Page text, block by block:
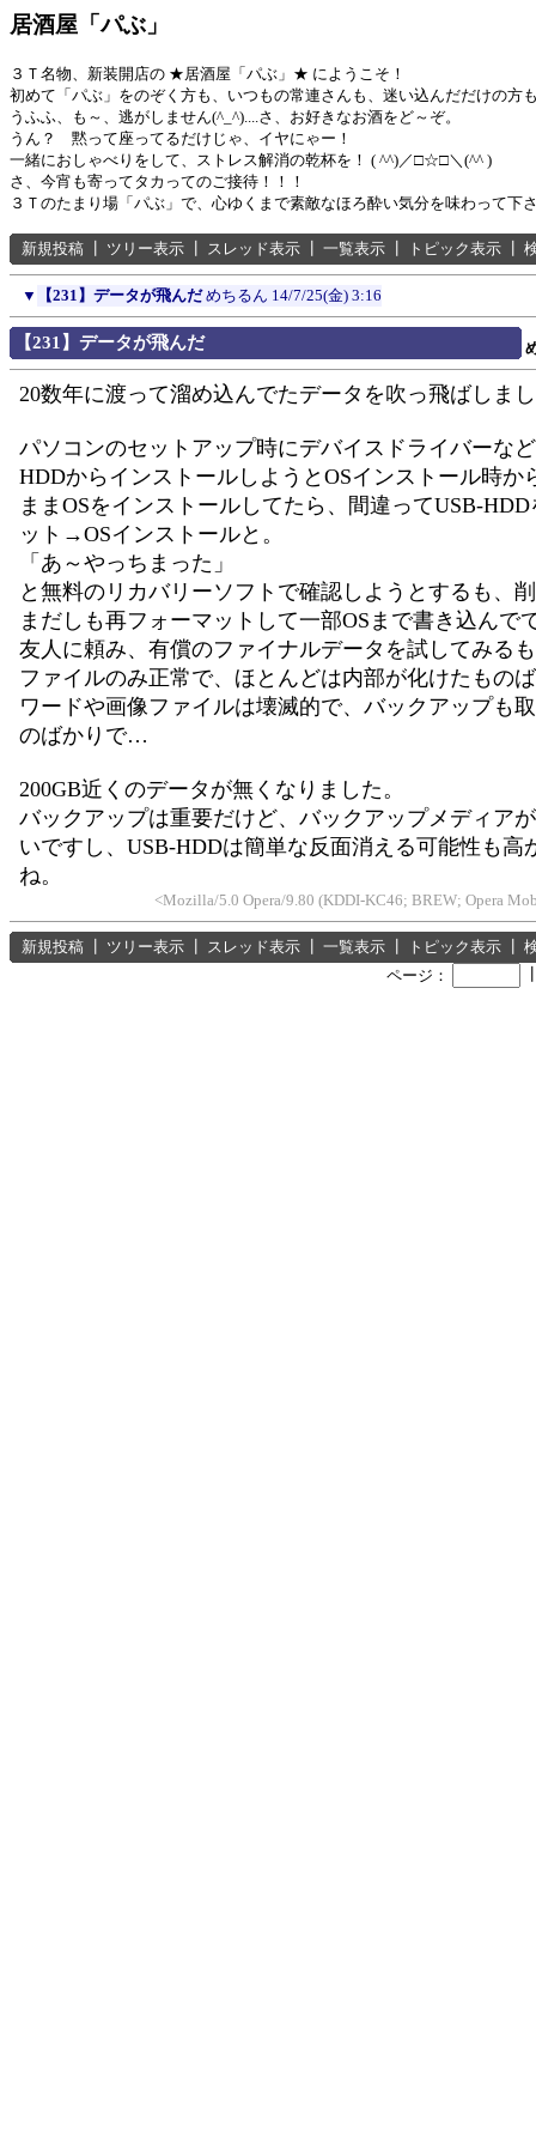
居酒屋「パぶ」
３Ｔ名物、新装開店の ★居酒屋「パぶ」★ にようこそ！
初めて「パぶ」をのぞく方も、いつもの常連さんも、迷い込んだだけの方
うふふ、も～、逃がしません(^_^)....さ、お好きなお酒をど～ぞ。
うん？ 黙って座ってるだけじゃ、イヤにゃー！
一緒におしゃべりをして、ストレス解消の乾杯を！ ( ^^)／□☆□＼(^^ )
さ、今宵も寄ってタカってのご接待！！！
３Ｔのたまり場「パぶ」で、心ゆくまで素敵なほろ酔い気分を味わって下
新規投稿 ツリー表示 スレッド表示 一覧表示 トピック表示
▼ 【231】データが飛んだめちるん 14/7/25(金) 3:16
【231】データが飛んだ
20数年に渡って溜め込んでたデータを吹っ飛ばしま
パソコンのセットアップ時にデバイスドライバーな
HDDからインストールしようとOSインストール時か
ままOSをインストールしてたら、間違ってUSB-
ット→OSインストールと。
「あ～やっちまった」
と無料のリカバリーソフトで確認しようとするも、
まだしも再フォーマットして一部OSまで書き込んで
友人に頼み、有償のファイナルデータを試してみる
ファイルのみ正常で、ほとんどは内部が化けたもの
ワードや画像ファイルは壊滅的で、バックアップも
のばかりで…
200GB近くのデータが無くなりました。
バックアップは重要だけど、バックアップメディア
いですし、USB-HDDは簡単な反面消える可能性も高
ね。
<Mozilla/5.0 Opera/9.80 (KDDI-KC46; BREW; Opera
新規投稿 ツリー表示 スレッド表示 一覧表示 トピック表示
ページ：